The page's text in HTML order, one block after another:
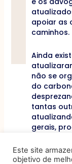
apoiar as
caminhos.
Ainda
não se
do
tantas
gerais,
mesmo o
Este site
objetivo de